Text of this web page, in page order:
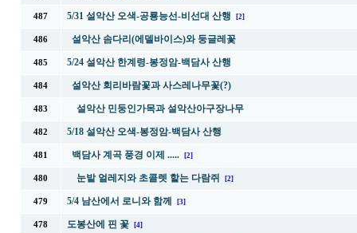
487 5/31 설악산 오색-공룡능선-비선대 산행 [2]
486 설악산 솜다리(에델바이스)와 둥글레꽃
485 5/24 설악산 한계령-봉정암-백담사 산행
484 설악산 회리바람꽃과 사스레나무꽃(?)
483 설악산 민둥인가목과 설악산아구장나무
482 5/18 설악산 오색-봉정암-백담사 산행
481 백담사 계곡 풍경 이제 ..... [2]
480 눈밭 얼레지와 초콜렛 핱는 다람쥐 [2]
479 5/4 남산에서 로니와 함께 [3]
478 도봉산에 핀 꽃 [4]